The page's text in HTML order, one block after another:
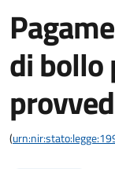
di bollo
(